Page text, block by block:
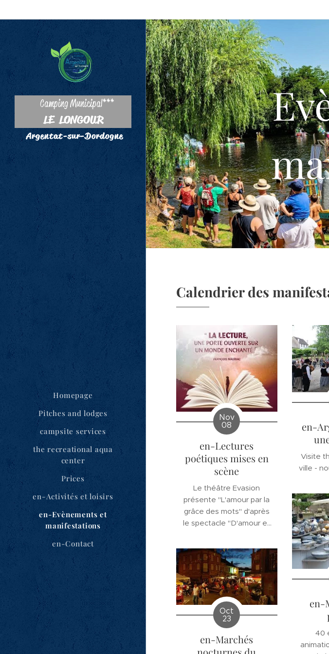
Camping Municipal***
LE LONGOUR
Argentat-sur-Dordogne
Homepage
Pitches and lodges
campsite services
the recreational aqua
center
Prices
en-Activités et loisirs
en-Evènements et
manifestations
en-Contact
Calendrier des
Nov
08
en-Lectures
poétiques mises en
scène
Le théâtre Evasion
présente "L'amour par la
grâce des mots" d'après
le spectacle "D'amour et
en-
Visite
ville -
Oct
23
en-Marchés
en-
40